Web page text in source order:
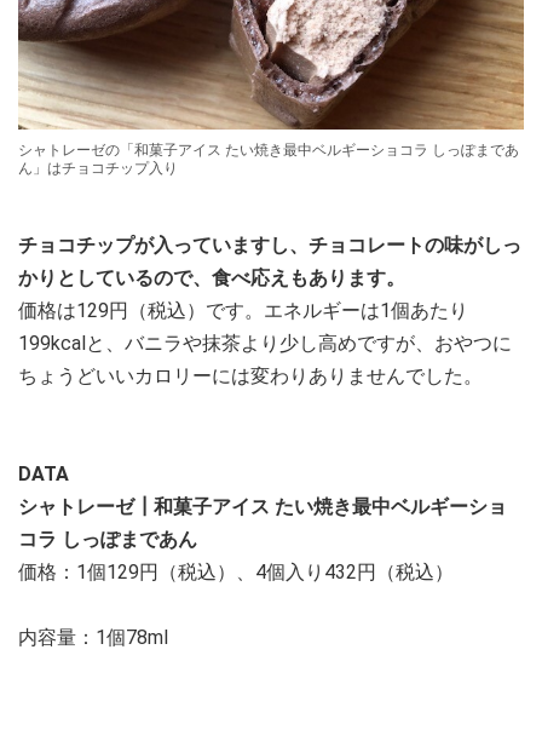
シャトレーゼの「和菓子アイス たい焼き最中ベルギーショコラ しっぽまであ
ん」はチョコチップ入り
チョコチップが入っていますし、チョコレートの味がしっ
かりとしているので、食べ応えもあります。
価格は129円（税込）です。エネルギーは1個あたり
199kcalと、バニラや抹茶より少し高めですが、おやつに
ちょうどいいカロリーには変わりありませんでした。
DATA
シャトレーゼ┃和菓子アイス たい焼き最中ベルギーショ
コラ しっぽまであん
価格：1個129円（税込）、4個入り432円（税込）
内容量：1個78ml